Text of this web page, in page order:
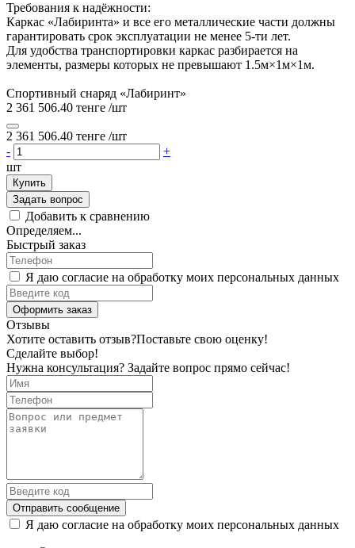
Требования к надёжности:
Каркас «Лабиринта» и все его металлические части должны
гарантировать срок эксплуатации не менее 5-ти лет.
Для удобства транспортировки каркас разбирается на
элементы, размеры которых не превышают 1.5м×1м×1м.
Спортивный снаряд «Лабиринт»
2 361 506.40 тенге /шт
2 361 506.40 тенге /шт
-
+
шт
Купить
Задать вопрос
Добавить к сравнению
Определяем...
Быстрый заказ
Я даю согласие на обработку моих персональных данных
Оформить заказ
Отзывы
Хотите оставить отзыв?Поставьте свою оценку!
Сделайте выбор!
Нужна консультация? Задайте вопрос прямо сейчас!
Отправить сообщение
Я даю согласие на обработку моих персональных данных